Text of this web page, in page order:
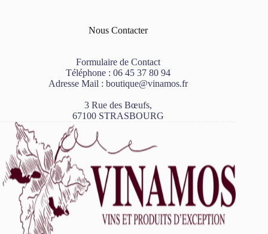
Nous Contacter
Formulaire de Contact
Téléphone : 06 45 37 80 94
Adresse Mail : boutique@vinamos.fr
3 Rue des Bœufs,
67100 STRASBOURG